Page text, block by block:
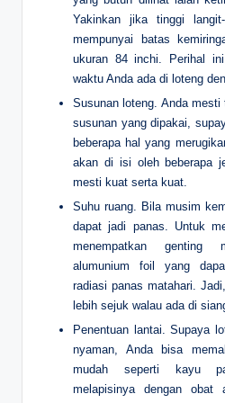
Yakinkan jika tinggi
mempunyai batas
ukuran 84 inchi. Perihal
waktu Anda ada di loteng
Susunan loteng. Anda
susunan yang dipakai,
beberapa hal yang
akan di isi oleh beberapa
mesti kuat serta kuat.
Suhu ruang. Bila musim
dapat jadi panas. Untuk
menempatkan genting
alumunium foil yang
radiasi panas matahari.
lebih sejuk walau ada di
Penentuan lantai. Supaya
nyaman, Anda bisa
mudah seperti kayu
melapisinya dengan obat